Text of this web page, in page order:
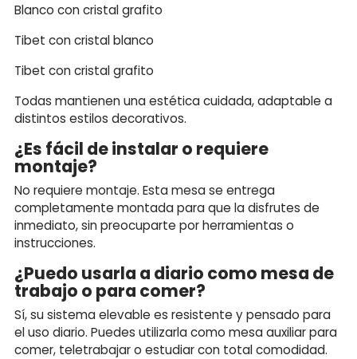
Blanco con cristal grafito
Tibet con cristal blanco
Tibet con cristal grafito
Todas mantienen una estética cuidada, adaptable a
distintos estilos decorativos.
¿Es fácil de instalar o requiere
montaje?
No requiere montaje. Esta mesa se entrega
completamente montada para que la disfrutes de
inmediato, sin preocuparte por herramientas o
instrucciones.
¿Puedo usarla a diario como mesa de
trabajo o para comer?
Sí, su sistema elevable es resistente y pensado para
el uso diario. Puedes utilizarla como mesa auxiliar para
comer, teletrabajar o estudiar con total comodidad.